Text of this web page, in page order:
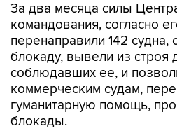
За два месяца силы
командования, согласно
перенаправили 142
блокаду, вывели из строя
соблюдавших ее, и
коммерческим судам,
гуманитарную помощь,
блокады.